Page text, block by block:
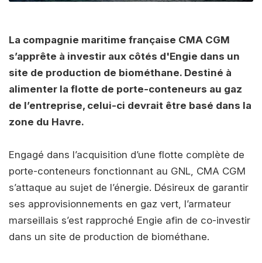
La compagnie maritime française CMA CGM
s’apprête à investir aux côtés d'Engie dans un
site de production de biométhane. Destiné à
alimenter la flotte de porte-conteneurs au gaz
de l’entreprise, celui-ci devrait être basé dans la
zone du Havre.
Engagé dans l’acquisition d’une flotte complète de
porte-conteneurs fonctionnant au GNL, CMA CGM
s’attaque au sujet de l’énergie. Désireux de garantir
ses approvisionnements en gaz vert, l’armateur
marseillais s’est rapproché Engie afin de co-investir
dans un site de production de biométhane.